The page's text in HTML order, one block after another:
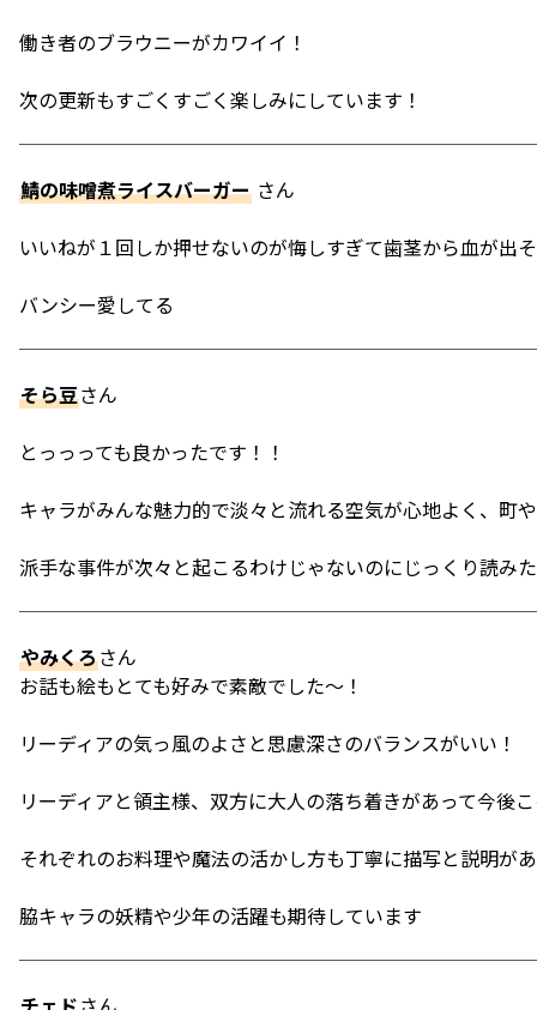
働き者のブラウニーがカワイイ！
次の更新もすごくすごく楽しみにしています！
鯖の味噌煮ライスバーガー さん
いいねが１回しか押せないのが悔しすぎて歯茎から血が出
バンシー愛してる
そら豆さん
とっっっても良かったです！！
キャラがみんな魅力的で淡々と流れる空気が心地よく、町
派手な事件が次々と起こるわけじゃないのにじっくり読み
やみくろさん
お話も絵もとても好みで素敵でした〜！
リーディアの気っ風のよさと思慮深さのバランスがいい！
リーディアと領主様、双方に大人の落ち着きがあって今後
それぞれのお料理や魔法の活かし方も丁寧に描写と説明が
脇キャラの妖精や少年の活躍も期待しています